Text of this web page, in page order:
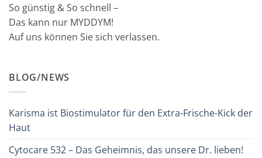
So günstig & So schnell –
Das kann nur MYDDYM!
Auf uns können Sie sich verlassen.
BLOG/NEWS
Karisma ist Biostimulator für den Extra-Frische-Kick der
Haut
Cytocare 532 – Das Geheimnis, das unsere Dr. lieben!